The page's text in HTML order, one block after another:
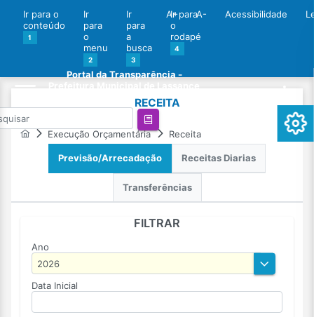
Ir para o
conteúdo
1
Ir
para
o
menu
2
Ir
para
a
busca
3
Ir para
o
rodapé
4
A+ A- Acessibilidade
Portal da Transparência -
RECEITA
Execução Orçamentária Receita
Previsão/Arrecadação Receitas Diarias
Transferências
FILTRAR
Ano
Data Inicial